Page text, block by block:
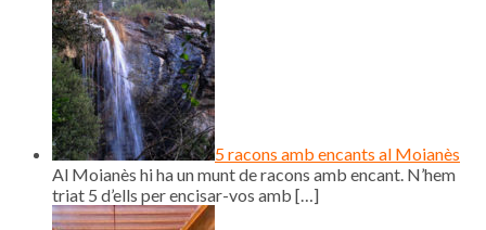
5 racons amb encants al Moianès
Al Moianès hi ha un munt de racons amb encant. N’hem
triat 5 d’ells per encisar-vos amb […]